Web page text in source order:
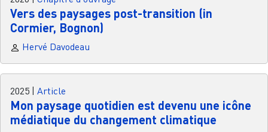
Vers des paysages post-transition (in
Cormier, Bognon)
Hervé Davodeau
2025 Article
Mon paysage quotidien est devenu une icône
médiatique du changement climatique